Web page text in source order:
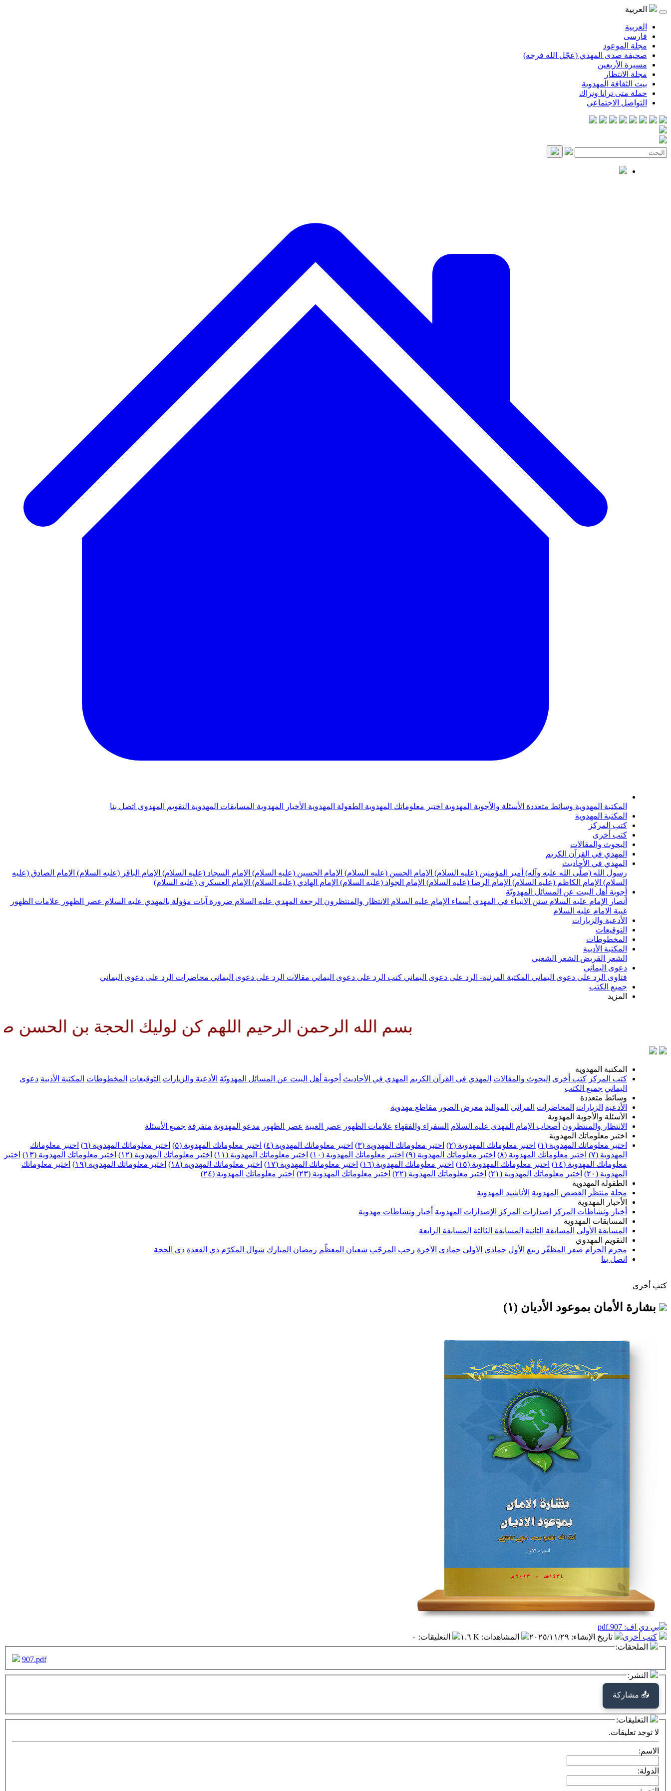
العربية
العربية
فارسی
مجلة الموعود
صحيفة صدى المهدي (عجّل الله فرجه)
مسيرة الأربعين
مجلة الانتظار
بيت الثقافة المهدوية
حملة متى ترانا ونراك
التواصل الاجتماعي
المكتبة المهدوية وسائط متعددة الأسئلة والأجوبة المهدوية اختبر معلوماتك المهدوية الطفولة المهدوية الأخبار المهدوية المسابقات المهدوية التقويم المهدوي اتصل بنا
المكتبة المهدوية
كتب المركز
كتب أخرى
البحوث والمقالات
المهدي في القرآن الكريم
المهدي في الأحاديث
رسول الله (صلّى الله عليه وآله) أمير المؤمنين (عليه السلام) الإمام الحسن (عليه السلام) الإمام الحسين (عليه السلام) الإمام السجاد (عليه السلام) الإمام الباقر (عليه السلام) الإمام الصادق (عليه
السلام) الإمام الكاظم (عليه السلام) الإمام الرضا (عليه السلام) الإمام الجواد (عليه السلام) الإمام الهادي (عليه السلام) الإمام العسكري (عليه السلام)
أجوبة أهل البيت عن المسائل المهدويّة
أنصار الإمام عليه السلام سنن الانبياء في المهدي أسماء الإمام عليه السلام الانتظار والمنتظرون الرجعة المهدي عليه السلام ضرورة آيات مؤولة بالمهدي عليه السلام عصر الظهور
علامات الظهور
غيبة الامام عليه السلام
الأدعية والزيارات
التوقيعات
المخطوطات
المكتبة الأدبية
الشعر القريض الشعر الشعبي
دعوى اليماني
فتاوى الرد على دعوى اليماني المكتبة المرئية- الرد على دعوى اليماني كتب الرد على دعوى اليماني مقالات الرد على دعوى اليماني محاضرات الرد على دعوى اليماني
جميع الكتب
المزيد
بسم الله الرحمن الرحيم اللهم كن لوليك الحجة بن الحسن صلواتك
المكتبة المهدوية
كتب المركز كتب أخرى البحوث والمقالات المهدي في القرآن الكريم المهدي في الأحاديث أجوبة أهل البيت عن المسائل المهدويّة الأدعية والزيارات التوقيعات المخطوطات المكتبة الأدبية دعوى
اليماني جميع الكتب
وسائط متعددة
الأدعية الزيارات المحاضرات المراثي المواليد معرض الصور مقاطع مهدوية
الأسئلة والأجوبة المهدوية
الانتظار والمنتظرون أصحاب الإمام المهدي عليه السلام السفراء والفقهاء علامات الظهور عصر الغيبة عصر الظهور مدعو المهدوية متفرقة جميع الأسئلة
اختبر معلوماتك المهدوية
اختبر معلوماتك المهدوية (١)
اختبر معلوماتك المهدوية (٢) اختبر معلوماتك المهدوية (٣) اختبر معلوماتك المهدوية (٤) اختبر معلوماتك المهدوية (٥) اختبر معلوماتك المهدوية (٦)
اختبر معلوماتك
المهدوية (٧)
اختبر معلوماتك المهدوية (٨) اختبر معلوماتك المهدوية (٩) اختبر معلوماتك المهدوية (١٠) اختبر معلوماتك المهدوية (١١) اختبر معلوماتك المهدوية (١٢) اختبر معلوماتك المهدوية (١٣)
اختبر
معلوماتك المهدوية (١٤)
اختبر معلوماتك المهدوية (١٥) اختبر معلوماتك المهدوية (١٦) اختبر معلوماتك المهدوية (١٧) اختبر معلوماتك المهدوية (١٨) اختبر معلوماتك المهدوية (١٩)
اختبر معلوماتك
المهدوية (٢٠)
اختبر معلوماتك المهدوية (٢١) اختبر معلوماتك المهدوية (٢٢) اختبر معلوماتك المهدوية (٢٣)
اختبر معلوماتك المهدوية (٢٤)
الطفولة المهدوية
مجلة منتظَر
القصص المهدوية الأناشيد المهدوية
الأخبار المهدوية
أخبار ونشاطات المركز
اصدارات المركز الإصدارات المهدوية أخبار ونشاطات مهدوية
المسابقات المهدوية
المسابقة الأولى المسابقة الثانية المسابقة الثالثة المسابقة الرابعة
التقويم المهدوي
محرم الحرام صفر المظفّر ربيع الأول جمادى الأولى جمادى الآخرة رجب المرجّب شعبان المعظّم رمضان المبارك شوال المكرّم ذي القعدة ذي الحجة
اتصل بنا
كتب أخرى
بشارة الأمان بموعود الأديان (١)
كتب أخرى تاريخ الإنشاء: ٢٠٢٥/١١/٢٩ المشاهدات: ١.٦ K التعليقات: ٠
الملحقات:
907.pdf
النشر:
📤 مشاركة
التعليقات:
لا توجد تعليقات.
الاسم:
الدولة: